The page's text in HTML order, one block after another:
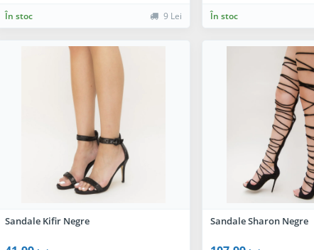
În stoc 9 Lei În stoc
Sandale Kifir Negre Sandale Sharon Negre